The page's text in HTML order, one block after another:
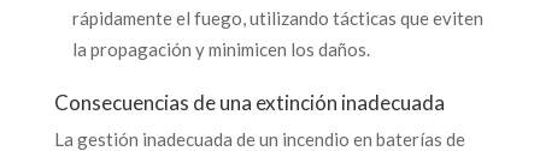
rápidamente el fuego, utilizando tácticas que eviten
la propagación y minimicen los daños.
Consecuencias de una extinción inadecuada
La gestión inadecuada de un incendio en baterías de